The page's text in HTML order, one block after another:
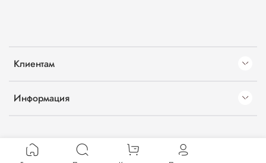
Клиентам
Информация